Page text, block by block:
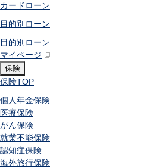
カードローン
目的別ローン
目的別ローン
マイページ
保険
保険TOP
個人年金保険
医療保険
がん保険
就業不能保険
認知症保険
海外旅行保険